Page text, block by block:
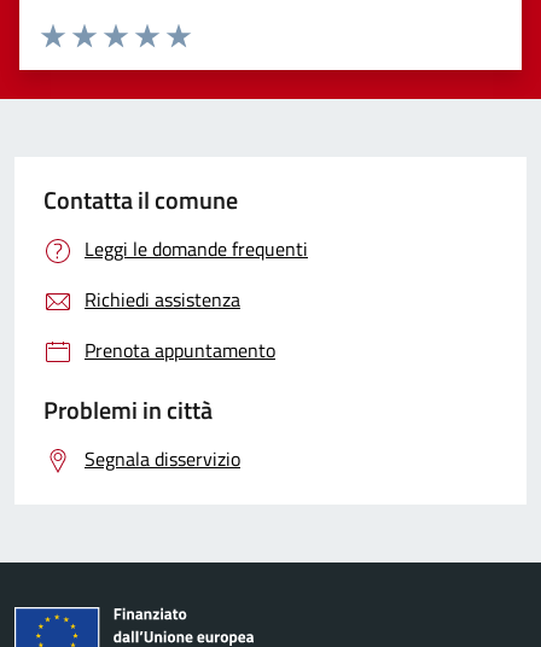
Valuta 5 stelle su 5
Valuta 4 stelle su 5
Valuta 3 stelle su 5
Valuta 2 stelle su 5
Valuta 1 stelle su 5
Contatta il comune
Leggi le domande frequenti
Richiedi assistenza
Prenota appuntamento
Problemi in città
Segnala disservizio